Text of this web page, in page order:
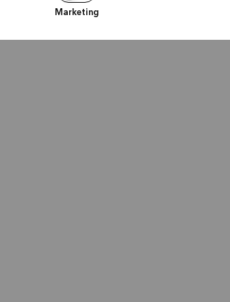
Marketing